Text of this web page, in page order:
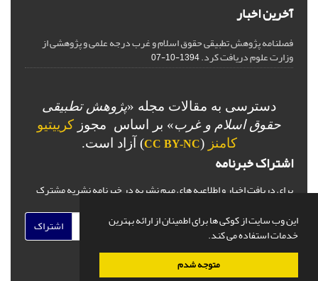
این وب سایت از کوکی ها برای اطمینان از ارائه بهترین
خدمات استفاده می کند.
متوجه شدم
آخرین اخبار
فصلنامه پژوهش تطبیقی حقوق اسلام و غرب درجه علمی و پژوهشی از
وزارت علوم دریافت کرد.1394-10-07
دسترسی به مقالات مجله «پژوهش تطبیقی
حقوق اسلام و غرب» بر اساس مجوز کرییتیو
کامنز (
CC BY-NC) آزاد است.
اشتراک خبرنامه
برای دریافت اخبار و اطلاعیه های مهم نشریه در خبرنامه نشریه مشترک
اشتراک